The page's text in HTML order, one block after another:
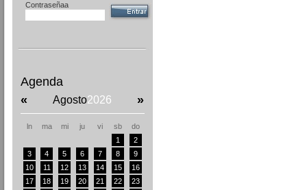
Contraseñaa
Agenda
«
Agosto2026 »
ln ma mi ju vi sb
do
1
2
3
4 5 6 7 8
9
10
11 12 13 14 15
16
17
18 19 20 21 22
23